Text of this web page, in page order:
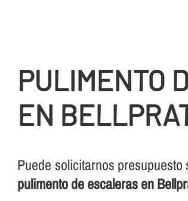
PULIMENTO
EN
Puede solicitarnos
pulimento de escaleras en